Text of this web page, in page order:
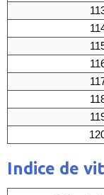
Indice de